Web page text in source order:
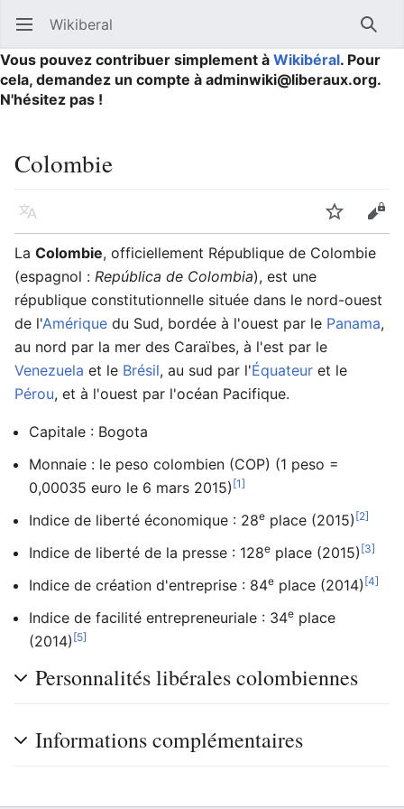
Ouvrir le menu principal Wikiberal
Vous pouvez contribuer simplement à Wikibéral. Pour
cela, demandez un compte à adminwiki@liberaux.org.
N'hésitez pas !
Colombie
Langue Suivre
La Colombie, officiellement République de Colombie
(espagnol : República de Colombia), est une
république constitutionnelle située dans le nord-ouest
de l'Amérique du Sud, bordée à l'ouest par le Panama,
au nord par la mer des Caraïbes, à l'est par le
Venezuela et le Brésil, au sud par l'Équateur et le
Pérou, et à l'ouest par l'océan Pacifique.
Capitale : Bogota
Monnaie : le peso colombien (COP) (1 peso =
0,00035 euro le 6 mars 2015) [1]
Indice de liberté économique : 28e place (2015) [2]
Indice de liberté de la presse : 128e place (2015) [3]
Indice de création d'entreprise : 84e place (2014) [4]
Indice de facilité entrepreneuriale : 34e place
(2014) [5]
Personnalités libérales colombiennes
Informations complémentaires